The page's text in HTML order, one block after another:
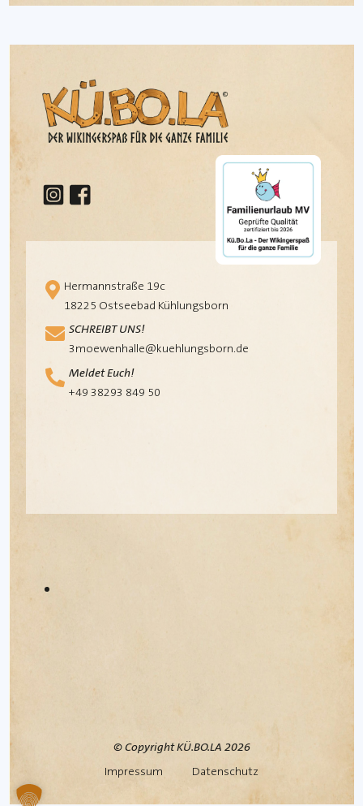
Hermannstraße 19c
18225 Ostseebad Kühlungsborn
SCHREIBT UNS!
3moewenhalle@kuehlungsborn.de
Meldet Euch!
+49 38293 849 50
© Copyright KÜ.BO.LA 2026
Impressum
Datenschutz